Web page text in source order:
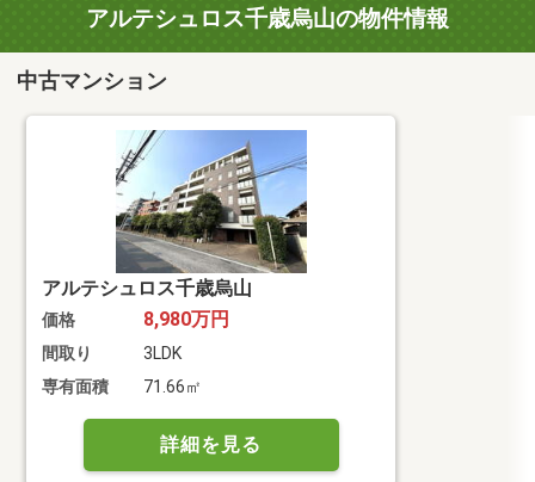
アルテシュロス千歳烏山の物件情報
中古マンション
アルテシュロス千歳烏山
価格 8,980万円
間取り
3LDK
専有面積
71.66㎡
詳細を見る